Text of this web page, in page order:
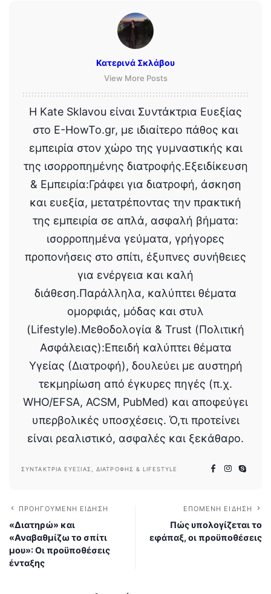
Κατερινά Σκλάβου
View More Posts
Η Kate Sklavou είναι Συντάκτρια Ευεξίας
στο E-HowTo.gr, με ιδιαίτερο πάθος και
εμπειρία στον χώρο της γυμναστικής και
της ισορροπημένης διατροφής.Εξειδίκευση
& Εμπειρία:Γράφει για διατροφή, άσκηση
και ευεξία, μετατρέποντας την πρακτική
της εμπειρία σε απλά, ασφαλή βήματα:
ισορροπημένα γεύματα, γρήγορες
προπονήσεις στο σπίτι, έξυπνες συνήθειες
για ενέργεια και καλή
διάθεση.Παράλληλα, καλύπτει θέματα
ομορφιάς, μόδας και στυλ
(Lifestyle).Μεθοδολογία & Trust (Πολιτική
Ασφάλειας):Επειδή καλύπτει θέματα
Υγείας (Διατροφή), δουλεύει με αυστηρή
τεκμηρίωση από έγκυρες πηγές (π.χ.
WHO/EFSA, ACSM, PubMed) και αποφεύγει
υπερβολικές υποσχέσεις. Ό,τι προτείνει
είναι ρεαλιστικό, ασφαλές και ξεκάθαρο.
ΣΥΝΤΆΚΤΡΙΑ ΕΥΕΞΊΑΣ, ΔΙΑΤΡΟΦΉΣ & LIFESTYLE
ΠΡΟΗΓΟΎΜΕΝΗ ΕΊΔΗΣΗ
«Διατηρώ» και
«Αναβαθμίζω το σπίτι
μου»: Οι προϋποθέσεις
ένταξης
ΕΠΌΜΕΝΗ ΕΊΔΗΣΗ
Πώς υπολογίζεται το
εφάπαξ, οι προϋποθέσεις